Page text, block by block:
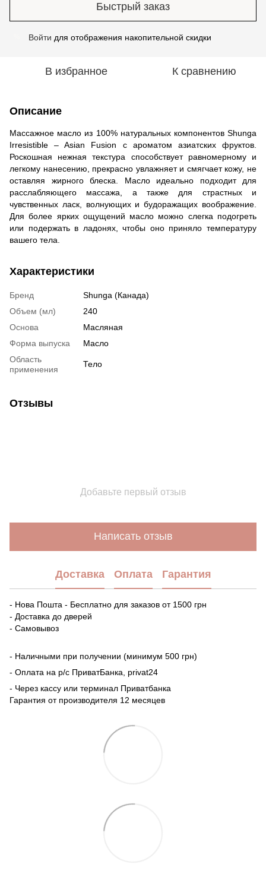
Быстрый заказ
Войти для отображения накопительной скидки
В избранное К сравнению
Описание
Массажное масло из 100% натуральных компонентов Shunga
Irresistible – Asian Fusion с ароматом азиатских фруктов.
Роскошная нежная текстура способствует равномерному и
легкому нанесению, прекрасно увлажняет и смягчает кожу, не
оставляя жирного блеска. Масло идеально подходит для
расслабляющего массажа, а также для страстных и
чувственных ласк, волнующих и будоражащих воображение.
Для более ярких ощущений масло можно слегка подогреть
или подержать в ладонях, чтобы оно приняло температуру
вашего тела.
Характеристики
Бренд
Shunga (Канада)
Объем (мл)
240
Основа
Масляная
Форма выпуска
Масло
Область
применения
Тело
Отзывы
Добавьте первый отзыв
Написать отзыв
Доставка Оплата Гарантия
- Нова Пошта - Бесплатно для заказов от 1500 грн
- Доставка до дверей
- Самовывоз
- Наличными при получении (минимум 500 грн)
- Оплата на р/с ПриватБанка, privat24
- Через кассу или терминал Приватбанка
Гарантия от производителя 12 месяцев